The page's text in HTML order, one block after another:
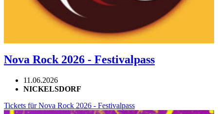
Nova Rock 2026 - Festivalpass
11.06.2026
NICKELSDORF
Tickets für Nova Rock 2026 - Festivalpass